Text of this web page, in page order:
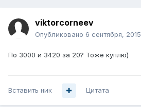
viktorcorneev
Опубликовано 6 сентября, 2015
По 3000 и 3420 за 20? Тоже куплю)
Вставить ник Цитата